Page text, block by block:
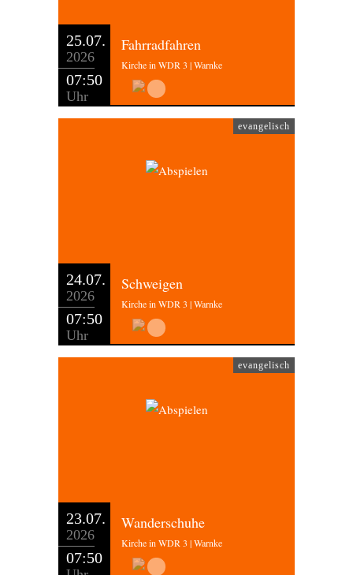
25.07.
2026
07:50
Uhr
Fahrradfahren
Kirche in WDR 3 | Warnke
evangelisch
24.07.
2026
07:50
Uhr
Schweigen
Kirche in WDR 3 | Warnke
evangelisch
23.07.
2026
07:50
Wanderschuhe
Kirche in WDR 3 | Warnke